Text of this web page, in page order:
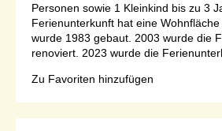
Personen sowie 1 Kleinkind bis zu 3
Ferienunterkunft hat eine Wohnfläche
wurde 1983 gebaut. 2003 wurde die
renoviert. 2023 wurde die
Zu Favoriten hinzufügen